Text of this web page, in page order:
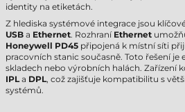
identity na etiketách.
Z hlediska systémové integrace jsou
USB a Ethernet. Rozhraní Ethernet
Honeywell PD45 připojená k místní síti
pracovních stanic současně. Toto řešení je
skladech nebo výrobních halách. Zařízení
IPLa DPL, což zajišťuje kompatibilitu s
systémů.